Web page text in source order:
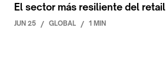
El sector más resiliente del retail
JUN 25 / GLOBAL / 1 MIN